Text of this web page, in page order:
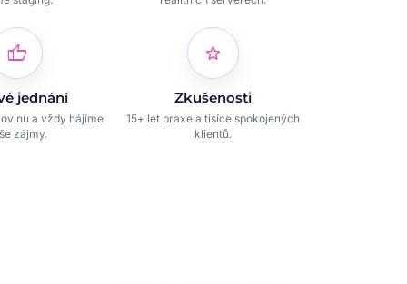
thumb_up
jednání
a vždy hájíme
zájmy.
star
Zkušenosti
15+ let praxe a tisíce spokojených
klientů.